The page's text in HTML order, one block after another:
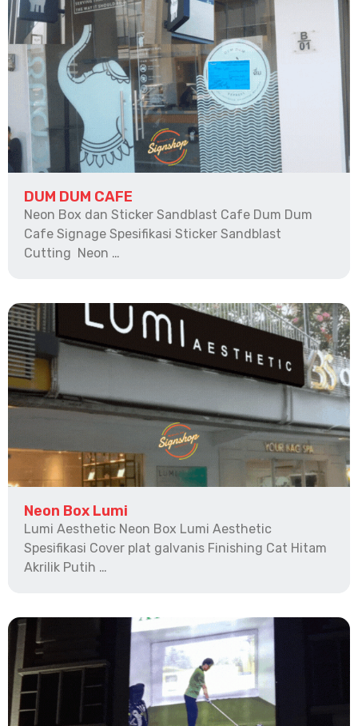
DUM DUM CAFE
Neon Box dan Sticker Sandblast Cafe Dum Dum
Cafe Signage Spesifikasi Sticker Sandblast
Cutting Neon …
Neon Box Lumi
Lumi Aesthetic Neon Box Lumi Aesthetic
Spesifikasi Cover plat galvanis Finishing Cat Hitam
Akrilik Putih …